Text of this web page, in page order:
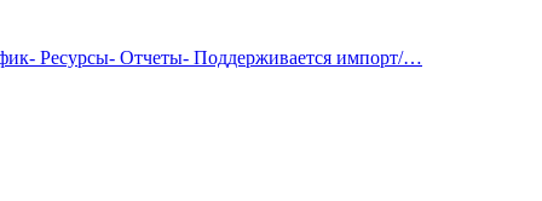
Ресурсы- Отчеты- Поддерживается импорт/…